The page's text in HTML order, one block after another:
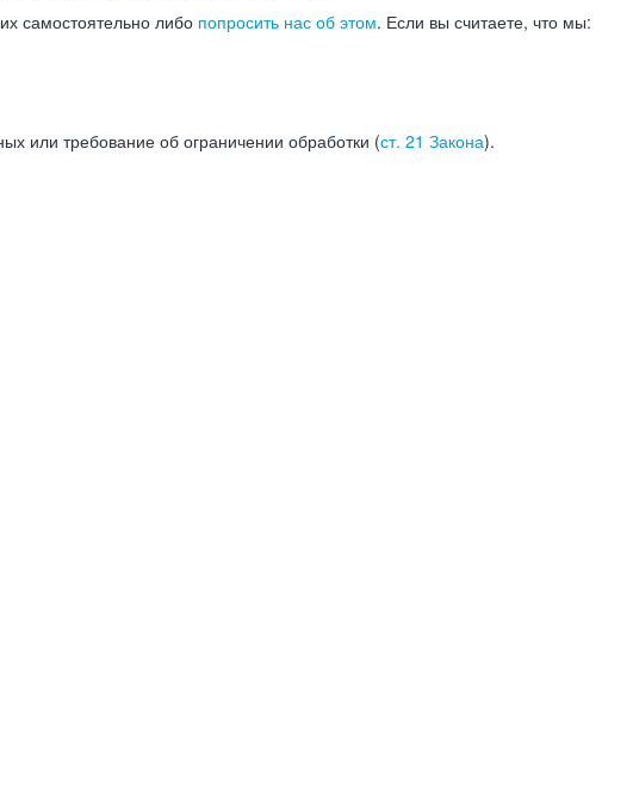
самостоятельно либо попросить нас об этом. Если вы считаете, что мы:
или требование об ограничении обработки (ст. 21 Закона).